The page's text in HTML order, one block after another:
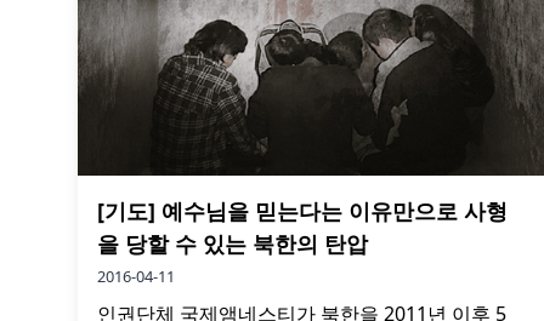
[기도] 예수님을 믿는다는 이유만으로 사형
을 당할 수 있는 북한의 탄압
2016-04-11
인권단체 국제앰네스티가 북한을 2011년 이후 5